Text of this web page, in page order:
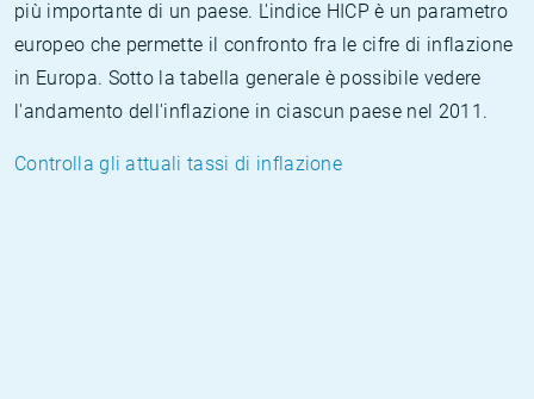
più importante di un paese. L'indice HICP è un parametro
europeo che permette il confronto fra le cifre di inflazione
in Europa. Sotto la tabella generale è possibile vedere
l'andamento dell'inflazione in ciascun paese nel 2011.
Controlla gli attuali tassi di inflazione